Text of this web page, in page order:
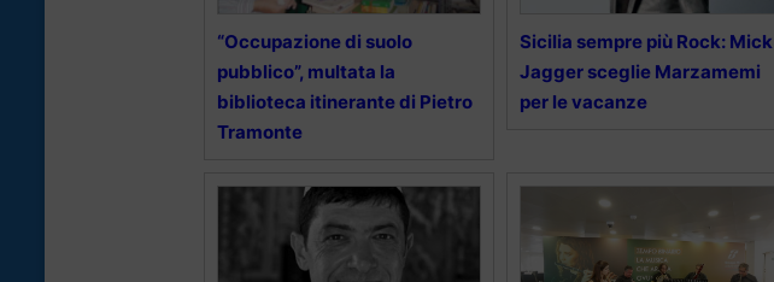
“Occupazione di suolo
pubblico”, multata la
biblioteca itinerante di Pietro
Tramonte
Sicilia sempre più Rock: Mick
Jagger sceglie Marzamemi
per le vacanze